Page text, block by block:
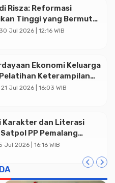
Risza: Reformasi
Tinggi yang Bermutu
Menuju
Jul 2026 | 12:16 WIB
Ekonomi Keluarga
Keterampilan
Jul 2026 | 16:03 WIB
Karakter dan Literasi
PP Pemalang
SMP Negeri 5 Comal
Jul 2026 | 16:16 WIB